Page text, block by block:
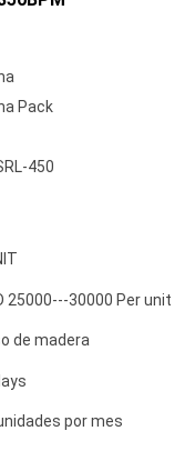
Pack
450
25000---30000 Per unit
de madera
por mes